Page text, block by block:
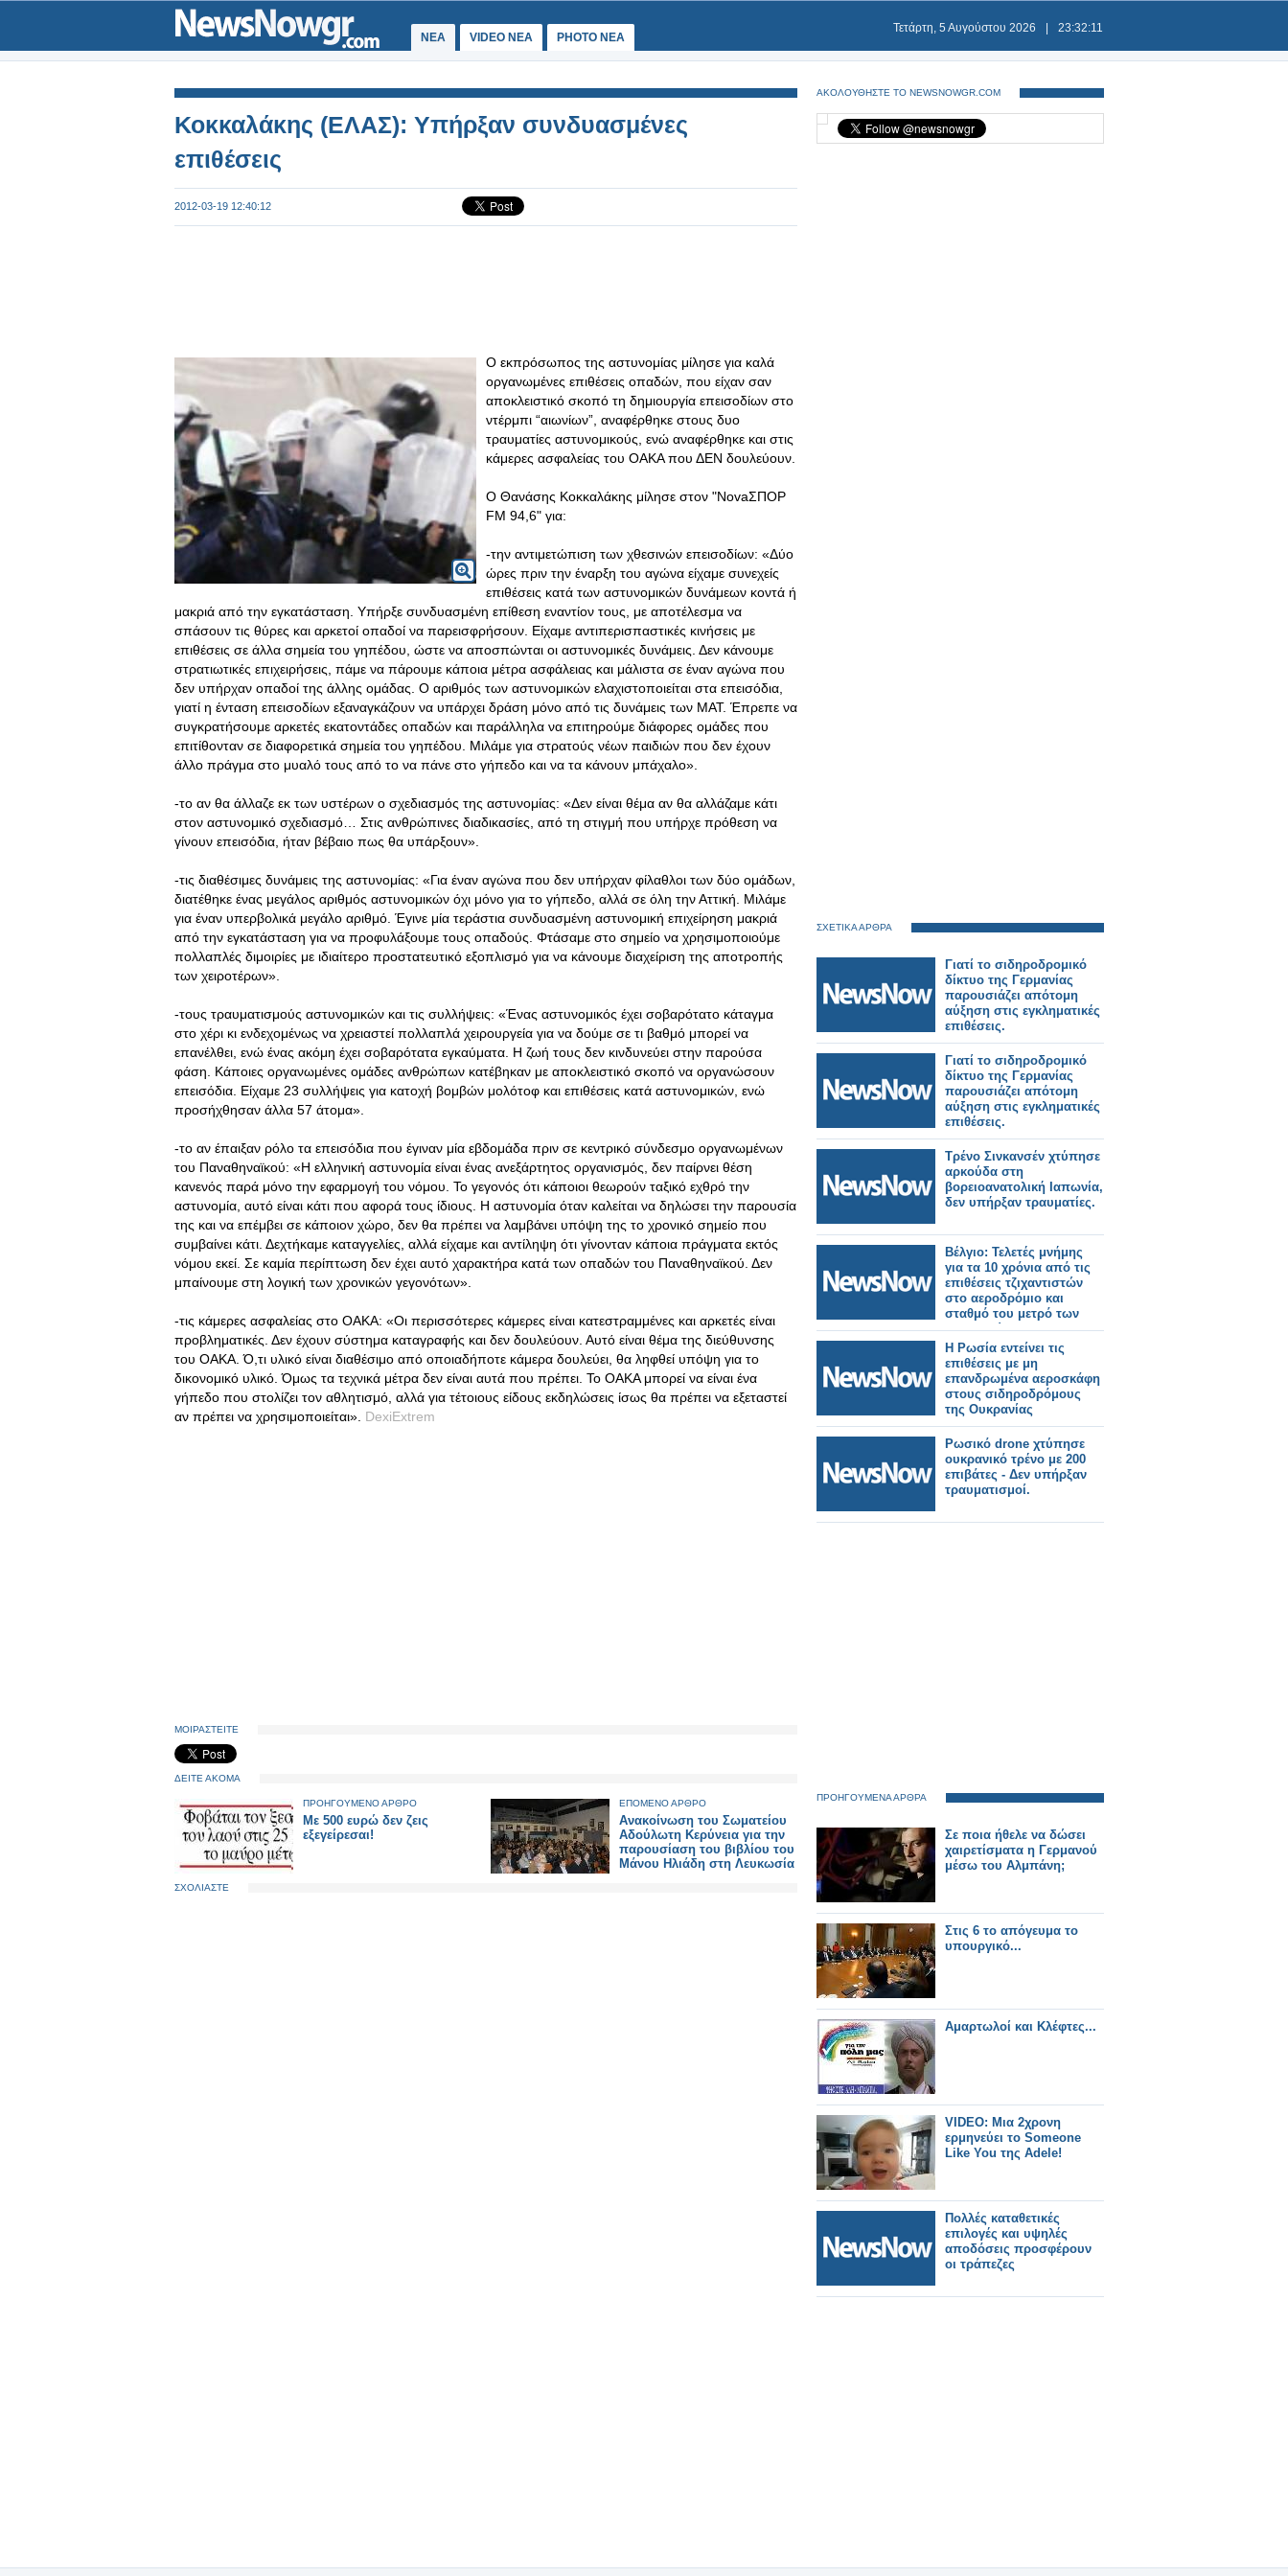
ΝΕΑ VIDEO NEA PHOTO NEA
Τετάρτη, 5 Αυγούστου 2026 23:32:12
Κοκκαλάκης (ΕΛΑΣ): Υπήρξαν συνδυασμένες
επιθέσεις
2012-03-19 12:40:12
Ο εκπρόσωπος της αστυνομίας μίλησε για καλά
οργανωμένες επιθέσεις οπαδών, που είχαν σαν
αποκλειστικό σκοπό τη δημιουργία επεισοδίων στο
ντέρμπι “αιωνίων”, αναφέρθηκε στους δυο
τραυματίες αστυνομικούς, ενώ αναφέρθηκε και στις
κάμερες ασφαλείας του ΟΑΚΑ που ΔΕΝ δουλεύουν.
Ο Θανάσης Κοκκαλάκης μίλησε στον "NovaΣΠΟΡ
FM 94,6" για:
-την αντιμετώπιση των χθεσινών επεισοδίων: «Δύο
ώρες πριν την έναρξη του αγώνα είχαμε συνεχείς
επιθέσεις κατά των αστυνομικών δυνάμεων κοντά ή
μακριά από την εγκατάσταση. Υπήρξε συνδυασμένη επίθεση εναντίον τους, με αποτέλεσμα να
σπάσουν τις θύρες και αρκετοί οπαδοί να παρεισφρήσουν. Είχαμε αντιπερισπαστικές κινήσεις με
επιθέσεις σε άλλα σημεία του γηπέδου, ώστε να αποσπώνται οι αστυνομικές δυνάμεις. Δεν κάνουμε
στρατιωτικές επιχειρήσεις, πάμε να πάρουμε κάποια μέτρα ασφάλειας και μάλιστα σε έναν αγώνα που
δεν υπήρχαν οπαδοί της άλλης ομάδας . Ο αριθμός των αστυνομικών ελαχιστοποιείται στα επεισόδια,
γιατί η ένταση επεισοδίων εξαναγκάζουν να υπάρχει δράση μόνο από τις δυνάμεις των ΜΑΤ. Έπρεπε να
συγκρατήσουμε αρκετές εκατοντάδες οπαδών και παράλληλα να επιτηρούμε διάφορες ομάδες που
επιτίθονταν σε διαφορετικά σημεία του γηπέδου. Μιλάμε για στρατούς νέων παιδιών που δεν έχουν
άλλο πράγμα στο μυαλό τους από το να πάνε στο γήπεδο και να τα κάνουν μπάχαλο».
-το αν θα άλλαζε εκ των υστέρων ο σχεδιασμός της αστυνομίας: «Δεν είναι θέμα αν θα αλλάζαμε κάτι
στον αστυνομικό σχεδιασμό… Στις ανθρώπινες διαδικασίες, από τη στιγμή που υπήρχε πρόθεση να
γίνουν επεισόδια, ήταν βέβαιο πως θα υπάρξουν».
-τις διαθέσιμες δυνάμεις της αστυνομίας: «Για έναν αγώνα που δεν υπήρχαν φίλαθλοι των δύο ομάδων,
διατέθηκε ένας μεγάλος αριθμός αστυνομικών όχι μόνο για το γήπεδο, αλλά σε όλη την Αττική. Μιλάμε
για έναν υπερβολικά μεγάλο αριθμό. Έγινε μία τεράστια συνδυασμένη αστυνομική επιχείρηση μακριά
από την εγκατάσταση για να προφυλάξουμε τους οπαδούς. Φτάσαμε στο σημείο να χρησιμοποιούμε
πολλαπλές διμοιρίες με ιδιαίτερο προστατευτικό εξοπλισμό για να κάνουμε διαχείριση της αποτροπής
των χειροτέρων».
-τους τραυματισμούς αστυνομικών και τις συλλήψεις: «Ένας αστυνομικός έχει σοβαρότατο κάταγμα
στο χέρι κι ενδεχομένως να χρειαστεί πολλαπλά χειρουργεία για να δούμε σε τι βαθμό μπορεί να
επανέλθει, ενώ ένας ακόμη έχει σοβαρότατα εγκαύματα. Η ζωή τους δεν κινδυνεύει στην παρούσα
φάση. Κάποιες οργανωμένες ομάδες ανθρώπων κατέβηκαν με αποκλειστικό σκοπό να οργανώσουν
επεισόδια. Είχαμε 23 συλλήψεις για κατοχή βομβών μολότοφ και επιθέσεις κατά αστυνομικών, ενώ
προσήχθησαν άλλα 57 άτομα».
-το αν έπαιξαν ρόλο τα επεισόδια που έγιναν μία εβδομάδα πριν σε κεντρικό σύνδεσμο οργανωμένων
του Παναθηναϊκού: «Η ελληνική αστυνομία είναι ένας ανεξάρτητος οργανισμός, δεν παίρνει θέση
κανενός παρά μόνο την εφαρμογή του νόμου. Το γεγονός ότι κάποιοι θεωρούν ταξικό εχθρό την
αστυνομία, αυτό είναι κάτι που αφορά τους ίδιους. Η αστυνομία όταν καλείται να δηλώσει την παρουσία
της και να επέμβει σε κάποιον χώρο, δεν θα πρέπει να λαμβάνει υπόψη της το χρονικό σημείο που
συμβαίνει κάτι. Δεχτήκαμε καταγγελίες, αλλά είχαμε και αντίληψη ότι γίνονταν κάποια πράγματα εκτός
νόμου εκεί. Σε καμία περίπτωση δεν έχει αυτό χαρακτήρα κατά των οπαδών του Παναθηναϊκού. Δεν
μπαίνουμε στη λογική των χρονικών γεγονότων».
-τις κάμερες ασφαλείας στο ΟΑΚΑ: «Οι περισσότερες κάμερες είναι κατεστραμμένες και αρκετές είναι
προβληματικές. Δεν έχουν σύστημα καταγραφής και δεν δουλεύουν. Αυτό είναι θέμα της διεύθυνσης
του ΟΑΚΑ. Ό,τι υλικό είναι διαθέσιμο από οποιαδήποτε κάμερα δουλεύει, θα ληφθεί υπόψη για το
δικονομικό υλικό. Όμως τα τεχνικά μέτρα δεν είναι αυτά που πρέπει. Το ΟΑΚΑ μπορεί να είναι ένα
γήπεδο που στολίζει τον αθλητισμό, αλλά για τέτοιους είδους εκδηλώσεις ίσως θα πρέπει να εξεταστεί
αν πρέπει να χρησιμοποιείται». DexiExtrem
ΜΟΙΡΑΣΤΕΙΤΕ
ΔΕΙΤΕ ΑΚΟΜΑ
ΠΡΟΗΓΟΥΜΕΝΟ ΑΡΘΡΟ
Με 500 ευρώ δεν ζεις
εξεγείρεσαι!
ΕΠΟΜΕΝΟ ΑΡΘΡΟ
Ανακοίνωση του Σωματείου
Αδούλωτη Κερύνεια για την
παρουσίαση του βιβλίου του
Μάνου Ηλιάδη στη Λευκωσία
ΣΧΟΛΙΑΣΤΕ
ΑΚΟΛΟΥΘΗΣΤΕ ΤΟ NEWSNOWGR.COM
ΣΧΕΤΙΚΑ ΑΡΘΡΑ
Γιατί το σιδηροδρομικό
δίκτυο της Γερμανίας
παρουσιάζει απότομη
αύξηση στις εγκληματικές
επιθέσεις.
Γιατί το σιδηροδρομικό
δίκτυο της Γερμανίας
παρουσιάζει απότομη
αύξηση στις εγκληματικές
επιθέσεις.
Τρένο Σινκανσέν χτύπησε
αρκούδα στη
βορειοανατολική Ιαπωνία,
δεν υπήρξαν τραυματίες.
Βέλγιο: Τελετές μνήμης
για τα 10 χρόνια από τις
επιθέσεις τζιχαντιστών
στο αεροδρόμιο και
σταθμό του μετρό των
Βρυξελλών
Η Ρωσία εντείνει τις
επιθέσεις με μη
επανδρωμένα αεροσκάφη
στους σιδηροδρόμους
της Ουκρανίας
Ρωσικό drone χτύπησε
ουκρανικό τρένο με 200
επιβάτες - Δεν υπήρξαν
τραυματισμοί.
ΠΡΟΗΓΟΥΜΕΝΑ ΑΡΘΡΑ
Σε ποια ήθελε να δώσει
χαιρετίσματα η Γερμανού
μέσω του Αλμπάνη;
Στις 6 το απόγευμα το
υπουργικό...
Αμαρτωλοί και Κλέφτες...
VIDEO: Μια 2χρονη
ερμηνεύει το Someone
Like You της Adele!
Πολλές καταθετικές
επιλογές και υψηλές
αποδόσεις προσφέρουν
οι τράπεζες